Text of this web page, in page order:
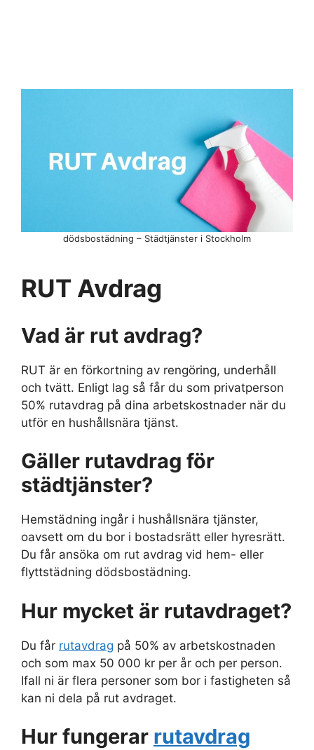
RUT Avdrag
Vad är rut avdrag?
RUT är en förkortning av rengöring, underhåll
och tvätt. Enligt lag så får du som privatperson
50% rutavdrag på dina arbetskostnader när du
utför en hushållsnära tjänst.
Gäller rutavdrag för
städtjänster?
Hemstädning ingår i hushållsnära tjänster,
oavsett om du bor i bostadsrätt eller hyresrätt.
Du får ansöka om rut avdrag vid hem- eller
flyttstädning dödsbostädning.
Hur mycket är rutavdraget?
Du får rutavdrag på 50% av arbetskostnaden
och som max 50 000 kr per år och per person.
Ifall ni är flera personer som bor i fastigheten så
kan ni dela på rut avdraget.
Hur fungerar rutavdrag
dödsbostädning – Städtjänster i Stockholm